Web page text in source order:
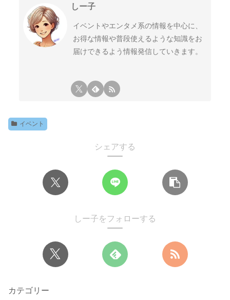
しー子
イベントやエンタメ系の情報を中心に、
お得な情報や普段使えるような知識をお
届けできるよう情報発信していきます。
イベント
シェアする
しー子をフォローする
カテゴリー